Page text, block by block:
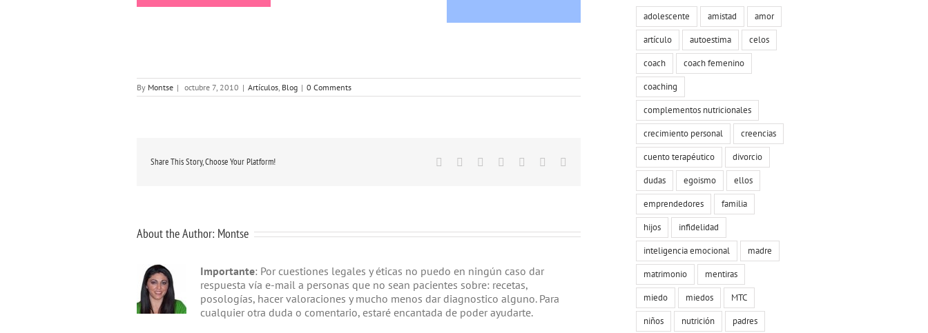
By Montse | octubre 7, 2010 | Artículos, Blog | 0 Comments
Share This Story, Choose Your Platform! Facebook
TwitterLinkedinGoogle+
TumblrPinterest
About the Author: Montse
Importante: Por cuestiones legales y éticas no puedo en ningún caso dar
respuesta vía e-mail a personas que no sean pacientes sobre: recetas,
posologías, hacer valoraciones y mucho menos dar diagnostico alguno. Para
cualquier otra duda o comentario, estaré encantada de poder ayudarte.
adolescente amistad
amor
artículo
autoestima
celos
coach
coach femenino
coaching
complementos nutricionales
crecimiento personal
creencias
cuento terapéutico
divorcio
dudas
egoismo
ellos
emprendedores
familia
hijos
infidelidad
inteligencia emocional
madre
matrimonio
mentiras
miedo
miedos
MTC
niños
nutrición
padres